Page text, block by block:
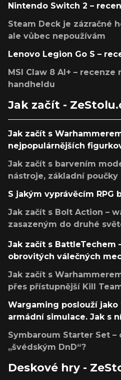
Nintendo Switch 2 –
Steam Deck je zázračné
ale vůbec nepoužívám
Lenovo Legion Go S –
MSI Claw 8 AI+ – recenze
handheldu
Jak začít -
Jak začít s
nejpopulárnějších
Jak začít s barvením
nástroje, základní
S jakým vyprávěcím RPG
Jak začít s Bolt Action –
zasazeným do druhé
Jak začít s BattleTechem
obrovitých válečných
Jak začít s
přes přístupnější Kill
Wargaming poslouží jako
armádní simulace. Jak s
Symbaroum Starter Set –
„švédským DnD“?
Deskové hry -